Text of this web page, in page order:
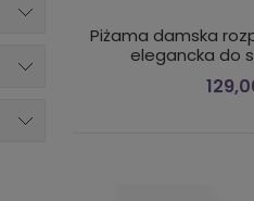
Piżama damska
elegancka do